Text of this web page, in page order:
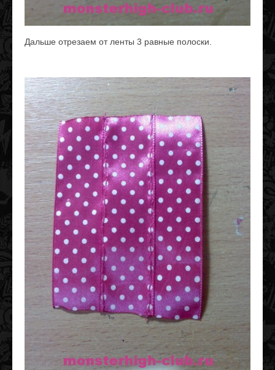
Дальше отрезаем от ленты 3 равные полоски.